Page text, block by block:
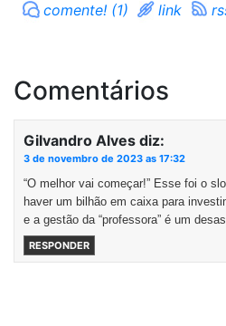
comente! (1) link
Comentários
Gilvandro Alves diz:
3 de novembro de 2023 as 17:32
“O melhor vai começar!” Esse foi o
haver um bilhão em caixa para
e a gestão da “professora” é um
RESPONDER